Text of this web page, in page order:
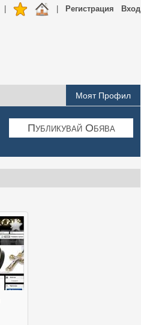
Вход
Регистрация
Моят Профил
Публикувай Обява